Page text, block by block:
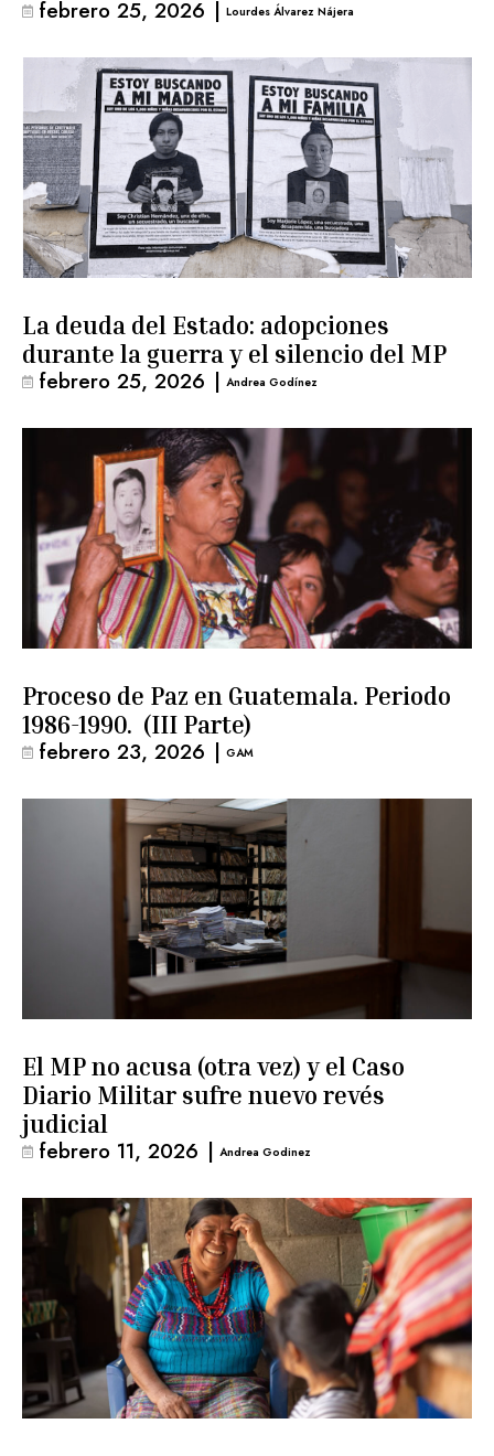
febrero 25, 2026 | Lourdes Álvarez Nájera
La deuda del Estado: adopciones
durante la guerra y el silencio del MP
febrero 25, 2026 | Andrea Godínez
Proceso de Paz en Guatemala. Periodo
1986-1990. (III Parte)
febrero 23, 2026 | GAM
El MP no acusa (otra vez) y el Caso
Diario Militar sufre nuevo revés
judicial
febrero 11, 2026 | Andrea Godinez